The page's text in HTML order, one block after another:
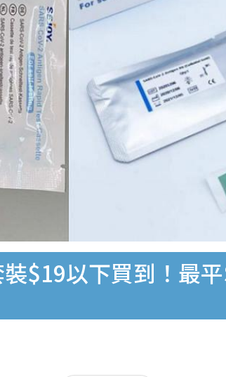
裝$19以下買到！最